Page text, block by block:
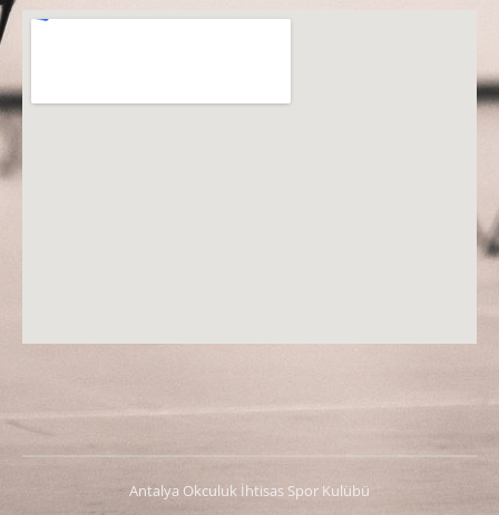
Antalya Okculuk İhtisas Spor Kulübü